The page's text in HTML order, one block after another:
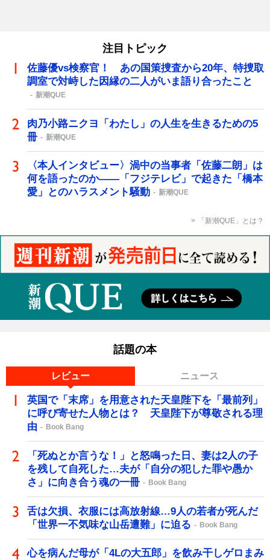
注目トピック
佐藤優vs検察官！ あの国策捜査から20年、特捜取
調室で対峙した因縁の二人がいま語り合ったこと
新潮QUE
肉乃小路ニクヨ「わたし」の人生を生きるための5
冊
新潮QUE
〈本人インタビュー〉渦中の当事者「佐藤二朗」は
何を語ったのか――「フジテレビ」で起きた「橋本
愛」とのハラスメント騒動
新潮QUE
「新潮QUE」とは？
話題の本
レビュー ニュース
英国で「末席」を用意された天皇陛下を「最前列」
に呼び寄せた人物とは？ 天皇陛下が尊敬される理
由
Book Bang
「死ぬとか言うな！」と怒鳴った日、妻は2人の子
を残して自死した…夫が「自分の犯した罪や愚か
さ」に向き合う魂の一冊
Book Bang
舌は欠損、衣服には高放射線…9人の若者が死んだ
「世界一不気味な山岳遭難」に迫る
Book Bang
心を病んだ母が「4Lの大五郎」を飲み干しゲロまみ